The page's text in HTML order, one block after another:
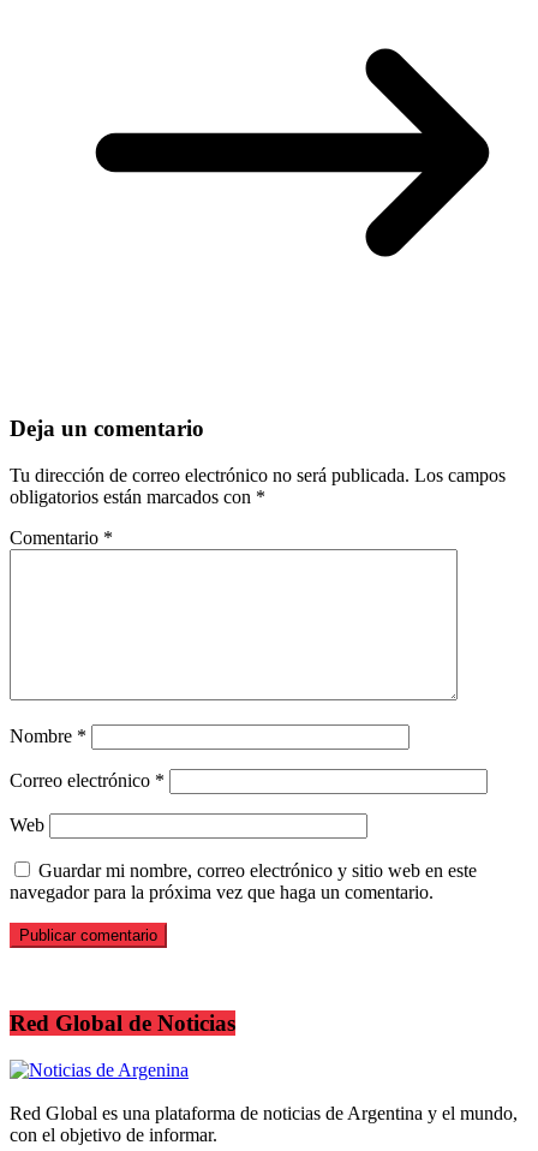
Deja un comentario
Tu dirección de correo electrónico no será publicada. Los campos
obligatorios están marcados con *
Comentario *
Nombre *
Correo electrónico *
Web
Guardar mi nombre, correo electrónico y sitio web en este
navegador para la próxima vez que haga un comentario.
Red Global de Noticias
Red Global es una plataforma de noticias de Argentina y el mundo,
con el objetivo de informar.